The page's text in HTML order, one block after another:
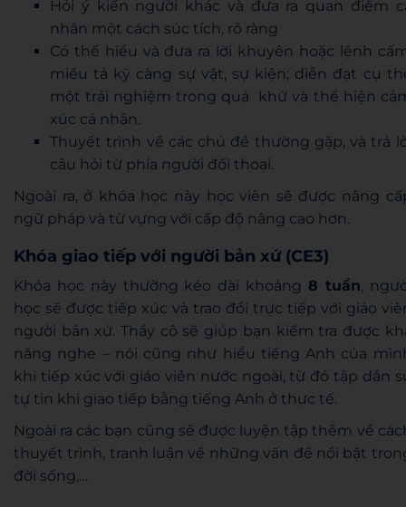
Hỏi ý kiến người khác và đưa ra quan điểm
nhân một cách súc tích, rõ ràng
Có thể hiểu và đưa ra lời khuyên hoặc lệnh
miêu tả kỹ càng sự vật, sự kiện; diễn đạt cụ
một trải nghiệm trong quá khứ và thể hiện
xúc cá nhân.
Thuyết trình về các chủ đề thường gặp, và trả
câu hỏi từ phía người đối thoại.
Ngoài ra, ở khóa học này học viên sẽ được nâng
ngữ pháp và từ vựng với cấp độ nâng cao hơn.
Khóa giao tiếp với người bản xứ (CE3)
Khóa học này thường kéo dài khoảng 8 tuần,
học sẽ được tiếp xúc và trao đổi trực tiếp với giáo
người bản xứ. Thầy cô sẽ giúp bạn kiểm tra được
năng nghe – nói cũng như hiểu tiếng Anh của
khi tiếp xúc với giáo viên nước ngoài, từ đó tập dần
tự tin khi giao tiếp bằng tiếng Anh ở thực tế.
Ngoài ra các bạn cũng sẽ được luyện tập thêm về
thuyết trình, tranh luận về những vấn đề nổi bật
đời sống,…